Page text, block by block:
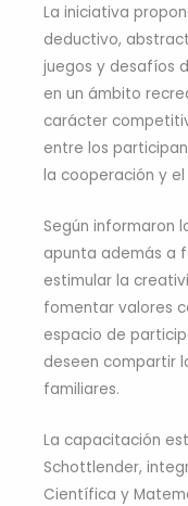
La iniciativa
deductivo,
juegos y desafíos
en un ámbito
carácter
entre los
la cooperación y
Según informaron
apunta además a
estimular la
fomentar valores
espacio de
deseen compartir
familiares.
La capacitación
Schottlender,
Científica y